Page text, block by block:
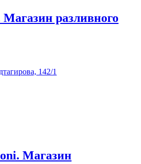
разливного
142/1
​Магазин